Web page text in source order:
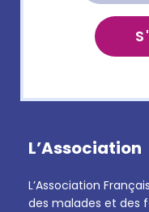
L’Association
L’Association
des malades et des